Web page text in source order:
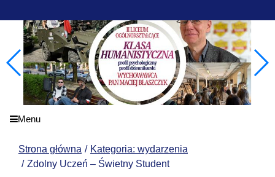
Menu
Strona główna
Kategoria: wydarzenia
Zdolny Uczeń – Świetny Student